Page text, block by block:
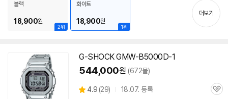
기
2위
블랙
18,900원
1위
화이트
18,900원
더보기
G-SHOCK GMW-B5000D-1
544,000원 (672몰)
별
4.9 (상
29) 18.07. 등록
관